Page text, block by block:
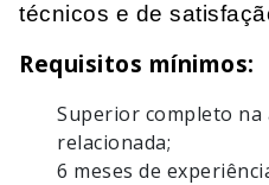
técnicos e de
Requisitos mínimos:
Superior completo na
relacionada;
6 meses de